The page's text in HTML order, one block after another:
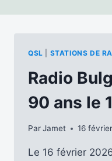
QSL STATIONS DE
Radio
90 ans le
ParJamet 16
Le 16 février